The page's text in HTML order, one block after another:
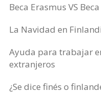
Beca Erasmus VS
La Navidad en
Ayuda para trabajar
extranjeros
¿Se dice finés o